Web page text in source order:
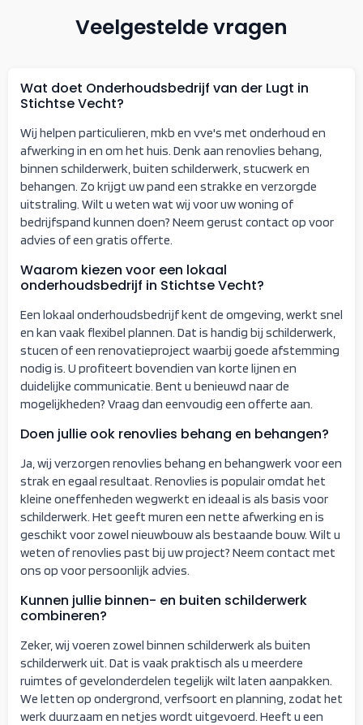
Veelgestelde vragen
Wat doet Onderhoudsbedrijf van der Lugt in
Stichtse Vecht?
Wij helpen particulieren, mkb en vve's met onderhoud en
afwerking in en om het huis. Denk aan renovlies behang,
binnen schilderwerk, buiten schilderwerk, stucwerk en
behangen. Zo krijgt uw pand een strakke en verzorgde
uitstraling. Wilt u weten wat wij voor uw woning of
bedrijfspand kunnen doen? Neem gerust contact op voor
advies of een gratis offerte.
Waarom kiezen voor een lokaal
onderhoudsbedrijf in Stichtse Vecht?
Een lokaal onderhoudsbedrijf kent de omgeving, werkt snel
en kan vaak flexibel plannen. Dat is handig bij schilderwerk,
stucen of een renovatieproject waarbij goede afstemming
nodig is. U profiteert bovendien van korte lijnen en
duidelijke communicatie. Bent u benieuwd naar de
mogelijkheden? Vraag dan eenvoudig een offerte aan.
Doen jullie ook renovlies behang en behangen?
Ja, wij verzorgen renovlies behang en behangwerk voor een
strak en egaal resultaat. Renovlies is populair omdat het
kleine oneffenheden wegwerkt en ideaal is als basis voor
schilderwerk. Het geeft muren een nette afwerking en is
geschikt voor zowel nieuwbouw als bestaande bouw. Wilt u
weten of renovlies past bij uw project? Neem contact met
ons op voor persoonlijk advies.
Kunnen jullie binnen- en buiten schilderwerk
combineren?
Zeker, wij voeren zowel binnen schilderwerk als buiten
schilderwerk uit. Dat is vaak praktisch als u meerdere
ruimtes of gevelonderdelen tegelijk wilt laten aanpakken.
We letten op ondergrond, verfsoort en planning, zodat het
werk duurzaam en netjes wordt uitgevoerd. Heeft u een